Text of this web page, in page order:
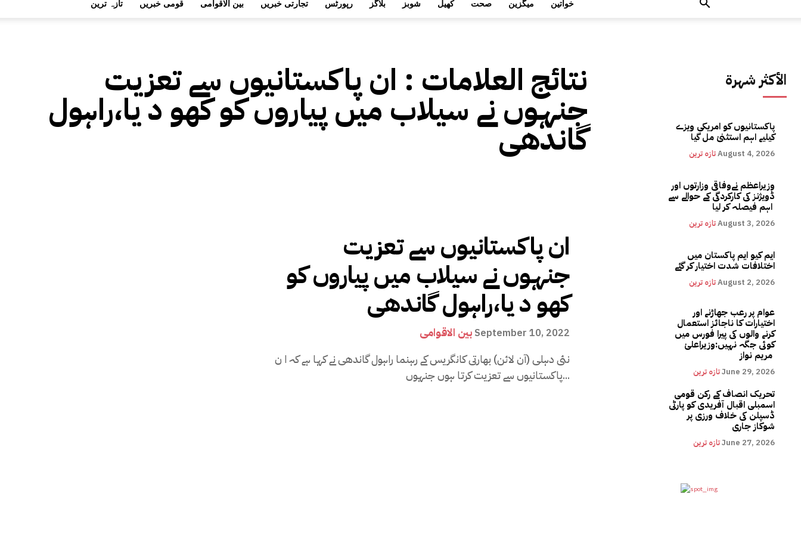
تازہ ترین قومی خبریں بین الاقوامی تجارتی خبریں رپورٹس بلاگز شوبز کھیل صحت میگزین خواتین
نتائج العلامات : ان پاکستانیوں سے تعزیت
جنہوں نے سیلاب میں پیاروں کو کھو د یا،راہول
گاندھی
ان پاکستانیوں سے تعزیت
جنہوں نے سیلاب میں پیاروں کو
کھو د یا،راہول گاندھی
بین الاقوامی September 10, 2022
نئی دہلی (آن لائن) بھارتی کانگریس کے رہنما راہول گاندھی نے کہا ہے کہ ا ن
پاکستانیوں سے تعزیت کرتا ہوں جنہوں...
الأكثر شهرة
پاکستانیوں کو امریکی ویزے
کیلیے اہم استثنیٰ مل گیا
تازہ ترینAugust 4, 2026
وزیراعظم نےوفاقی وزارتوں اور
ڈویژنز کی کارکردگی کے حوالے سے
تازہ ترینAugust 3, 2026
ایم کیو ایم پاکستان میں
اختلافات شدت اختیار کر گئے
تازہ ترینAugust 2, 2026
عوام پر رعب جھاڑنے اور
اختیارات کا ناجائز استعمال
کرنے والوں کی پیرا فورس میں
کوئی جگہ نہیں:وزیراعلیٰ
تازہ ترینJune 29, 2026
تحریک انصاف کے رکن قومی
اسمبلی اقبال آفریدی کو پارٹی
ڈسپلن کی خلاف ورزی پر
شوکاز جاری
تازہ ترینJune 27, 2026